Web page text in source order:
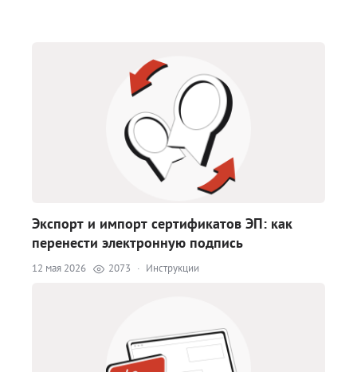
Экспорт и импорт сертификатов ЭП: как
перенести электронную подпись
12 мая 2026 2073 · Инструкции